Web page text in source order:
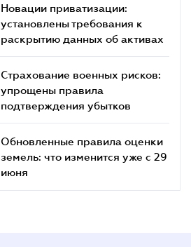
Новации приватизации:
установлены требования к
раскрытию данных об активах
Страхование военных рисков:
упрощены правила
подтверждения убытков
Обновленные правила оценки
земель: что изменится уже с 29
июня